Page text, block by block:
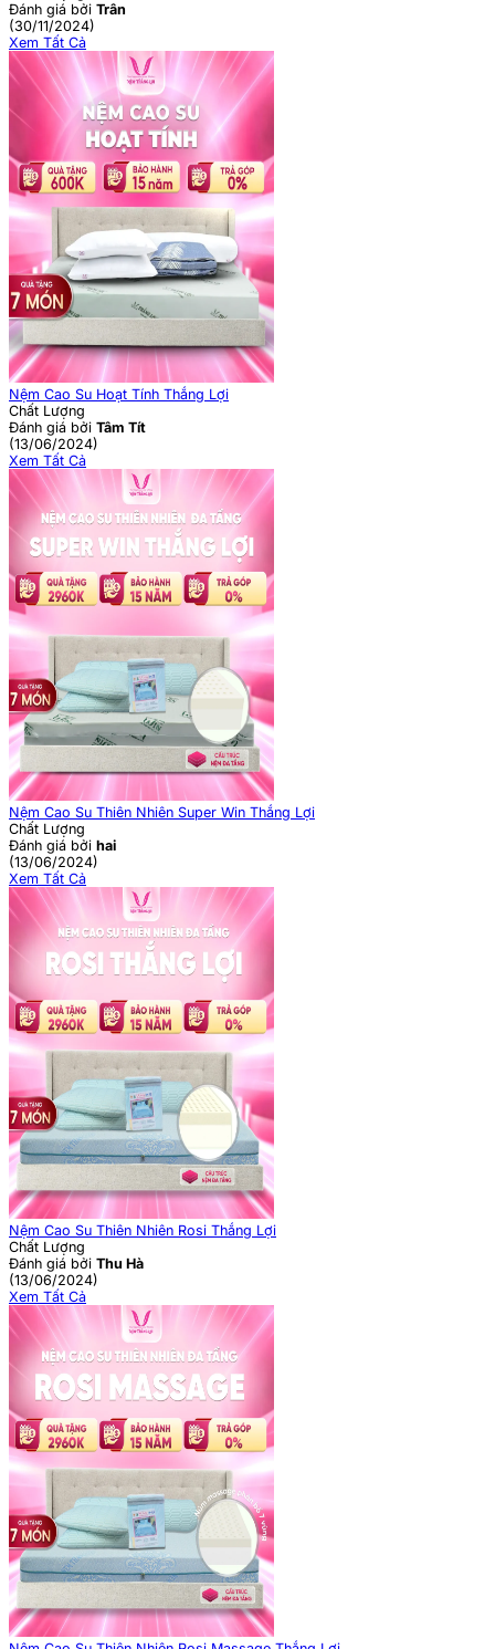
Đánh giá bởi Trân
(30/11/2024)
Xem Tất Cả
Nệm Cao Su Hoạt Tính Thắng Lợi
Chất Lượng
Đánh giá bởi Tâm Tít
(13/06/2024)
Xem Tất Cả
Nệm Cao Su Thiên Nhiên Super Win Thắng Lợi
Chất Lượng
Đánh giá bởi hai
(13/06/2024)
Xem Tất Cả
Nệm Cao Su Thiên Nhiên Rosi Thắng Lợi
Chất Lượng
Đánh giá bởi Thu Hà
(13/06/2024)
Xem Tất Cả